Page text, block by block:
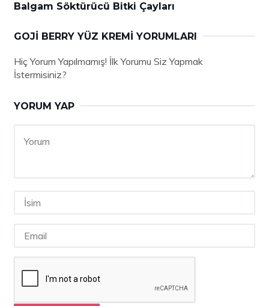
Balgam Söktürücü Bitki Çayları
GOJI BERRY YÜZ KREMI YORUMLARI
Hiç Yorum Yapılmamış! İlk Yorumu Siz Yapmak
İstermisiniz?
YORUM YAP